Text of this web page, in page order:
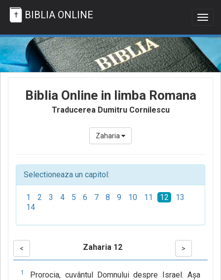
BIBLIA ONLINE
Biblia Online in limba Romana
Traducerea Dumitru Cornilescu
Zaharia
Selectioneaza un capitol:
1 2 3 4 5 6 7 8 9 10 11 12
13
14
< Zaharia 12 >
1
Prorocia, cuvântul Domnului despre Israel. Aşa